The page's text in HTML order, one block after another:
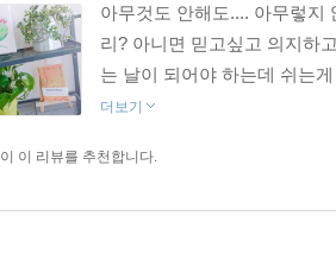
아무것도 안해도.... 아무렇지
리? 아니면 믿고싶고 의지하
는 날이 되어야 하는데 쉬는
더보기
이 이 리뷰를 추천합니다.